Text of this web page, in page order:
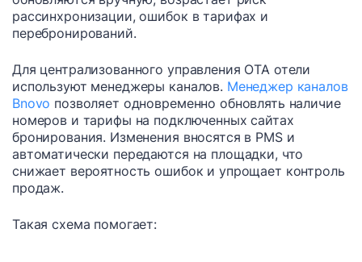
рассинхронизации, ошибок в тарифах и
перебронирований.
Для централизованного управления OTA отели
используют менеджеры каналов. Менеджер каналов
Bnovo позволяет одновременно обновлять наличие
номеров и тарифы на подключенных сайтах
бронирования. Изменения вносятся в PMS и
автоматически передаются на площадки, что
снижает вероятность ошибок и упрощает контроль
продаж.
Такая схема помогает: